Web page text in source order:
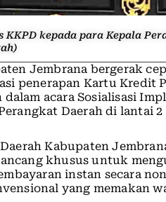
kepada para Kepala
Jembrana bergerak
penerapan Kartu Kredit
acara Sosialisasi
Daerah di lantai 2
Kabupaten
khusus untuk
instan secara
yang memakan